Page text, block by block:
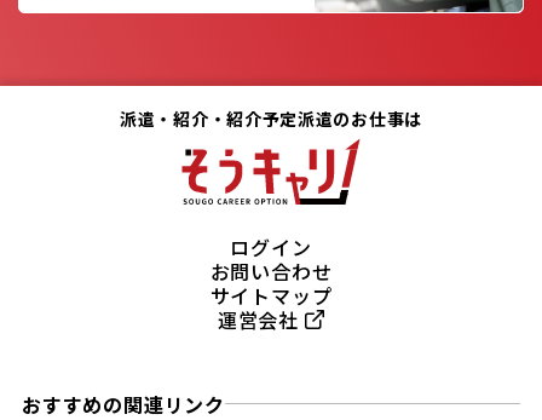
派遣・紹介・紹介予定派遣のお仕事は
ログイン
お問い合わせ
サイトマップ
運営会社
おすすめの関連リンク